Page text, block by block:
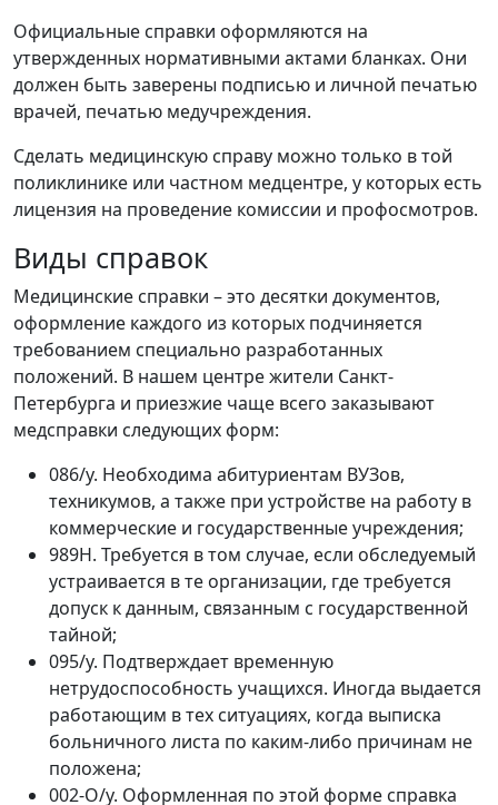
Официальные справки оформляются на
утвержденных нормативными актами бланках. Они
должен быть заверены подписью и личной печатью
врачей, печатью медучреждения.
Сделать медицинскую справу можно только в той
поликлинике или частном медцентре, у которых есть
лицензия на проведение комиссии и профосмотров.
Виды справок
Медицинские справки – это десятки документов,
оформление каждого из которых подчиняется
требованием специально разработанных
положений. В нашем центре жители Санкт-
Петербурга и приезжие чаще всего заказывают
медсправки следующих форм:
086/у. Необходима абитуриентам ВУЗов,
техникумов, а также при устройстве на работу в
коммерческие и государственные учреждения;
989Н. Требуется в том случае, если обследуемый
устраивается в те организации, где требуется
допуск к данным, связанным с государственной
тайной;
095/у. Подтверждает временную
нетрудоспособность учащихся. Иногда выдается
работающим в тех ситуациях, когда выписка
больничного листа по каким-либо причинам не
положена;
002-О/у. Оформленная по этой форме справка